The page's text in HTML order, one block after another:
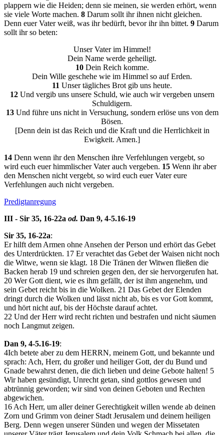
plappern wie die Heiden; denn sie meinen, sie werden erhört, wenn
sie viele Worte machen. 8 Darum sollt ihr ihnen nicht gleichen.
Denn euer Vater weiß, was ihr bedürft, bevor ihr ihn bittet. 9 Darum
sollt ihr so beten:
Unser Vater im Himmel!
Dein Name werde geheiligt.
10 Dein Reich komme.
Dein Wille geschehe wie im Himmel so auf Erden.
11 Unser tägliches Brot gib uns heute.
12 Und vergib uns unsere Schuld, wie auch wir vergeben unsern
Schuldigern.
13 Und führe uns nicht in Versuchung, sondern erlöse uns von dem
Bösen.
[Denn dein ist das Reich und die Kraft und die Herrlichkeit in
Ewigkeit. Amen.]
14 Denn wenn ihr den Menschen ihre Verfehlungen vergebt, so
wird euch euer himmlischer Vater auch vergeben. 15 Wenn ihr aber
den Menschen nicht vergebt, so wird euch euer Vater eure
Verfehlungen auch nicht vergeben.
Predigtanregung
III - Sir 35, 16-22a od. Dan 9, 4-5.16-19
Sir 35, 16-22a:
Er hilft dem Armen ohne Ansehen der Person und erhört das Gebet
des Unterdrückten. 17 Er verachtet das Gebet der Waisen nicht noch
die Witwe, wenn sie klagt. 18 Die Tränen der Witwen fließen die
Backen herab 19 und schreien gegen den, der sie hervorgerufen hat.
20 Wer Gott dient, wie es ihm gefällt, der ist ihm angenehm, und
sein Gebet reicht bis in die Wolken. 21 Das Gebet der Elenden
dringt durch die Wolken und lässt nicht ab, bis es vor Gott kommt,
und hört nicht auf, bis der Höchste darauf achtet.
22 Und der Herr wird recht richten und bestrafen und nicht säumen
noch Langmut zeigen.
Dan 9, 4-5.16-19:
4Ich betete aber zu dem HERRN, meinem Gott, und bekannte und
sprach: Ach, Herr, du großer und heiliger Gott, der du Bund und
Gnade bewahrst denen, die dich lieben und deine Gebote halten! 5
Wir haben gesündigt, Unrecht getan, sind gottlos gewesen und
abtrünnig geworden; wir sind von deinen Geboten und Rechten
abgewichen.
16 Ach Herr, um aller deiner Gerechtigkeit willen wende ab deinen
Zorn und Grimm von deiner Stadt Jerusalem und deinem heiligen
Berg. Denn wegen unserer Sünden und wegen der Missetaten